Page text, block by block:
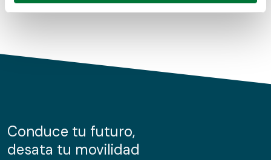
Obtenga más información sobre cómo se procesan sus
de cookies.
información sobre el uso que haga del sitio web con
nuestros partners de redes sociales, publicidad y análisis
Conduce tu futuro,
desata tu movilidad